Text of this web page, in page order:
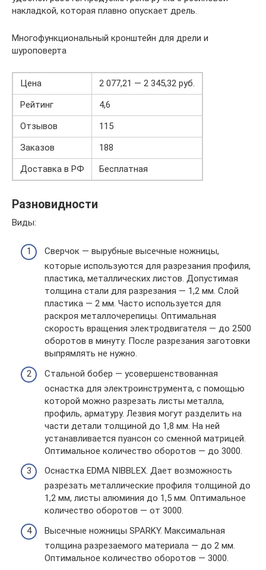
накладкой, которая плавно опускает дрель.
Многофункциональный кронштейн для дрели и
шуроповерта
Цена
2 077,21 — 2 345,32 руб.
Рейтинг
4,6
Отзывов
115
Заказов
188
Доставка в РФ
Бесплатная
Разновидности
Виды:
Сверчок — вырубные высечные ножницы,
которые используются для разрезания профиля,
пластика, металлических листов. Допустимая
толщина стали для разрезания — 1,2 мм. Слой
пластика — 2 мм. Часто используется для
раскроя металлочерепицы. Оптимальная
скорость вращения электродвигателя — до 2500
оборотов в минуту. После разрезания заготовки
выпрямлять не нужно.
Стальной бобер — усовершенствованная
оснастка для электроинструмента, с помощью
которой можно разрезать листы металла,
профиль, арматуру. Лезвия могут разделить на
части детали толщиной до 1,8 мм. На ней
устанавливается пуансон со сменной матрицей.
Оптимальное количество оборотов — до 3000.
Оснастка EDMA NIBBLEX. Дает возможность
разрезать металлические профиля толщиной до
1,2 мм, листы алюминия до 1,5 мм. Оптимальное
количество оборотов — от 3000.
Высечные ножницы SPARKY. Максимальная
толщина разрезаемого материала — до 2 мм.
Оптимальное количество оборотов — 3000.